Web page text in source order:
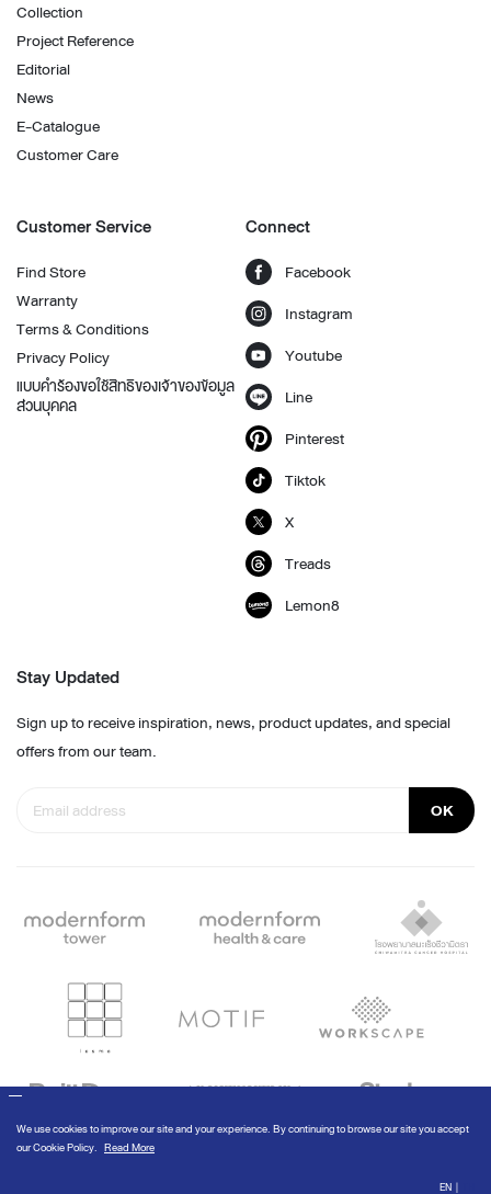
Collection
Project Reference
Editorial
News
E-Catalogue
Customer Care
Customer Service
Find Store
Warranty
Terms & Conditions
Privacy Policy
แบบคำร้องขอใช้สิทธิของเจ้าของข้อมูล
ส่วนบุคคล
Connect
Facebook
Instagram
Youtube
Line
Pinterest
Tiktok
X
Treads
Lemon8
Stay Updated
Sign up to receive inspiration, news, product updates, and special
offers from our team.
OK